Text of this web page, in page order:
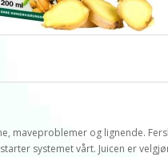
maveproblemer og lignende.
systemet vårt. Juicen er